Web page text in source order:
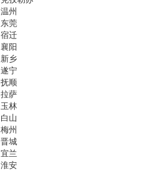
温州
东莞
宿迁
襄阳
新乡
遂宁
抚顺
拉萨
玉林
白山
梅州
晋城
宜兰
淮安